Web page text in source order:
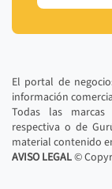
El portal de
información
Todas las
respectiva o de
material contenido
AVISO LEGAL©